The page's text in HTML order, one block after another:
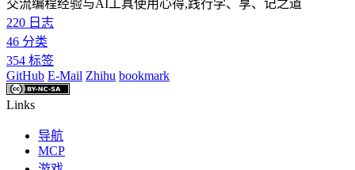
交流编程经验与AI工具使用心得,践行学、享、记之道
220 日志
46 分类
354 标签
GitHub E-Mail Zhihu bookmark
Links
导航
MCP